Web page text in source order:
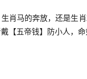
肖马的奔放，还是生
【五帝钱】防小人，